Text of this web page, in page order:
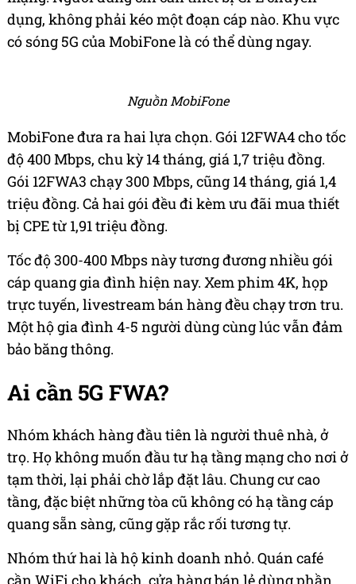
dụng, không phải kéo một đoạn cáp nào. Khu vực
có sóng 5G của MobiFone là có thể dùng ngay.
Nguồn MobiFone
MobiFone đưa ra hai lựa chọn. Gói 12FWA4 cho tốc
độ 400 Mbps, chu kỳ 14 tháng, giá 1,7 triệu đồng.
Gói 12FWA3 chạy 300 Mbps, cũng 14 tháng, giá 1,4
triệu đồng. Cả hai gói đều đi kèm ưu đãi mua thiết
bị CPE từ 1,91 triệu đồng.
Tốc độ 300-400 Mbps này tương đương nhiều gói
cáp quang gia đình hiện nay. Xem phim 4K, họp
trực tuyến, livestream bán hàng đều chạy trơn tru.
Một hộ gia đình 4-5 người dùng cùng lúc vẫn đảm
bảo băng thông.
Ai cần 5G FWA?
Nhóm khách hàng đầu tiên là người thuê nhà, ở
trọ. Họ không muốn đầu tư hạ tầng mạng cho nơi ở
tạm thời, lại phải chờ lắp đặt lâu. Chung cư cao
tầng, đặc biệt những tòa cũ không có hạ tầng cáp
quang sẵn sàng, cũng gặp rắc rối tương tự.
Nhóm thứ hai là hộ kinh doanh nhỏ. Quán café
cần WiFi cho khách, cửa hàng bán lẻ dùng phần